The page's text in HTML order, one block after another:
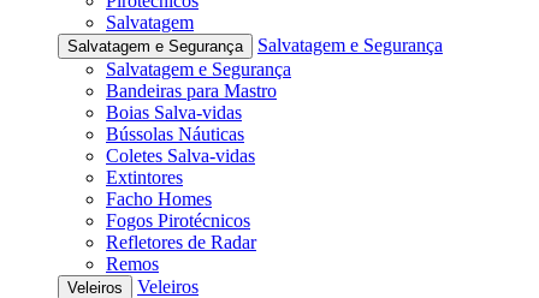
Salvatagem
Salvatagem e Segurança
Salvatagem e Segurança
Salvatagem e Segurança
Bandeiras para Mastro
Boias Salva-vidas
Bússolas Náuticas
Coletes Salva-vidas
Extintores
Facho Homes
Fogos Pirotécnicos
Refletores de Radar
Remos
Veleiros
Veleiros